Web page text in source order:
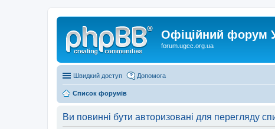
Офіційний форум
forum.ugcc.org.ua
Швидкий доступ Допомога
Список форумів
Ви повинні бути авторизовані для перегляду